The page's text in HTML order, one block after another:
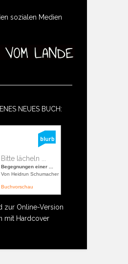
sozialen Medien
NEUES BUCH:
Bitte lächeln ...
Begegnungen einer ...
Von Heidrun Schumacher
Buchvorschau
zur Online-Version
mit Hardcover